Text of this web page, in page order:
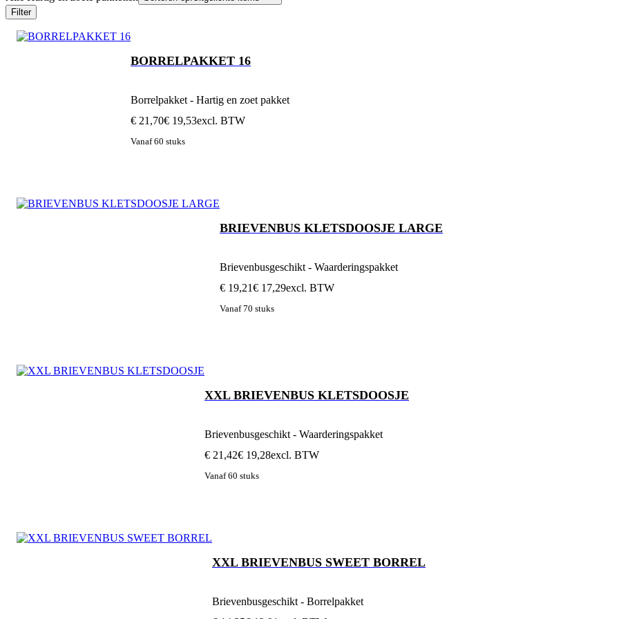
Filter
BORRELPAKKET 16
Borrelpakket - Hartig en zoet pakket
€ 21,70€ 19,53excl. BTW
Vanaf 60 stuks
BRIEVENBUS KLETSDOOSJE LARGE
Brievenbusgeschikt - Waarderingspakket
€ 19,21€ 17,29excl. BTW
Vanaf 70 stuks
XXL BRIEVENBUS KLETSDOOSJE
Brievenbusgeschikt - Waarderingspakket
€ 21,42€ 19,28excl. BTW
Vanaf 60 stuks
XXL BRIEVENBUS SWEET BORREL
Brievenbusgeschikt - Borrelpakket